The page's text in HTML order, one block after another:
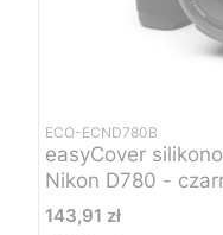
ECO-ECND780B
easyCover
Nikon D780 -
Cena
143,91 zł